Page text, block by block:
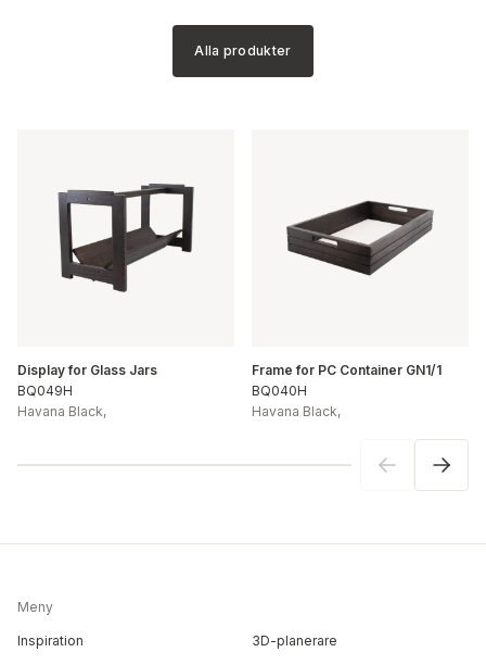
Alla produkter
Display for Glass Jars
BQ049H
Havana Black,
Frame for PC Container GN1/1
BQ040H
Havana Black,
Meny
Inspiration 3D-planerare